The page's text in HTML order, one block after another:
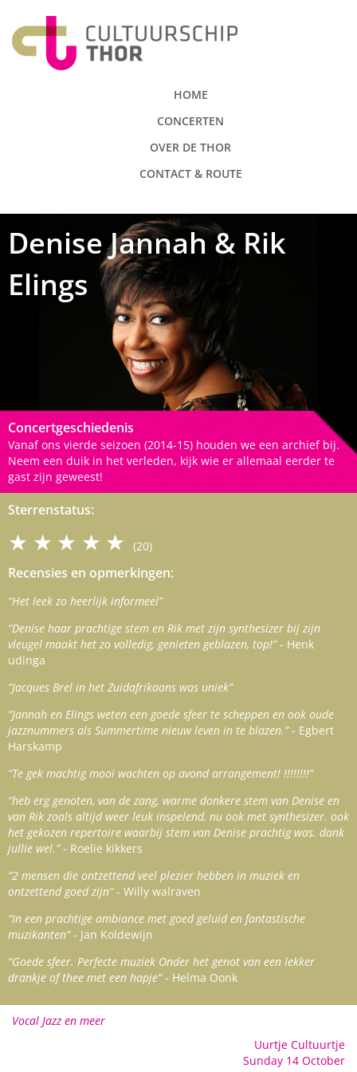
HOME
CONCERTEN
OVER DE THOR
CONTACT & ROUTE
Denise Jannah & Rik
Elings
Concertgeschiedenis
Vanaf ons vierde seizoen (2014-15) houden we een archief bij.
Neem een duik in het verleden, kijk wie er allemaal eerder te
gast zijn geweest!
Sterrenstatus:
★★★★★ (20)
Recensies en opmerkingen:
“Het leek zo heerlijk informeel”
“Denise haar prachtige stem en Rik met zijn synthesizer bij zijn
vleugel maakt het zo volledig, genieten geblazen, top!”- Henk
udinga
“Jacques Brel in het Zuidafrikaans was uniek”
“Jannah en Elings weten een goede sfeer te scheppen en ook oude
jazznummers als Summertime nieuw leven in te blazen.”- Egbert
Harskamp
“Te gek machtig mooi wachten op avond arrangement! !!!!!!!!”
“heb erg genoten, van de zang, warme donkere stem van Denise en
van Rik zoals altijd weer leuk inspelend, nu ook met synthesizer. ook
het gekozen repertoire waarbij stem van Denise prachtig was. dank
jullie wel.”- Roelie kikkers
“2 mensen die ontzettend veel plezier hebben in muziek en
ontzettend goed zijn”- Willy walraven
“In een prachtige ambiance met goed geluid en fantastische
muzikanten”- Jan Koldewijn
“Goede sfeer. Perfecte muziek Onder het genot van een lekker
drankje of thee met een hapje”- Helma Oonk
Vocal Jazz en meer
Uurtje Cultuurtje
Sunday 14 October